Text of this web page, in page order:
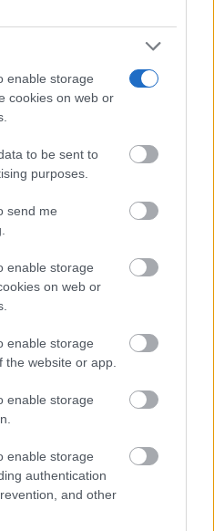
enable storage
cookies on web or
to be sent to
purposes.
send me
enable storage
on web or
enable storage
the website or app.
enable storage
enable storage
authentication
and other
los esquemas
la cal del baño fácil
WITH
un llamamiento para que
que se...